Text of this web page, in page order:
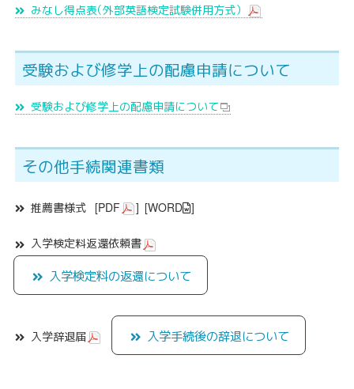
みなし得点表（外部英語検定試験併用方式）
受験および修学上の配慮申請について
受験および修学上の配慮申請について
その他手続関連書類
推薦書様式 [PDF ] [WORD ]
入学検定料返還依頼書
入学検定料の返還について
入学辞退届 入学手続後の辞退について